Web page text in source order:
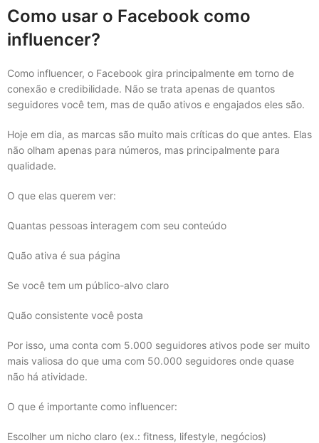
Como usar o Facebook como
influencer?
Como influencer, o Facebook gira principalmente em torno de
conexão e credibilidade. Não se trata apenas de quantos
seguidores você tem, mas de quão ativos e engajados eles são.
Hoje em dia, as marcas são muito mais críticas do que antes. Elas
não olham apenas para números, mas principalmente para
qualidade.
O que elas querem ver:
Quantas pessoas interagem com seu conteúdo
Quão ativa é sua página
Se você tem um público-alvo claro
Quão consistente você posta
Por isso, uma conta com 5.000 seguidores ativos pode ser muito
mais valiosa do que uma com 50.000 seguidores onde quase
não há atividade.
O que é importante como influencer:
Escolher um nicho claro (ex.: fitness, lifestyle, negócios)